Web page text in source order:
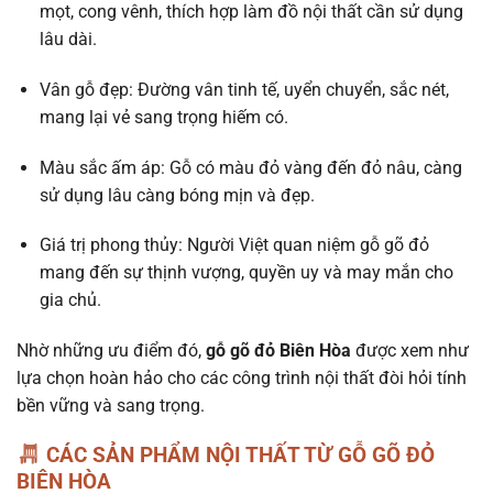
mọt, cong vênh, thích hợp làm đồ nội thất cần sử dụng
lâu dài.
Vân gỗ đẹp: Đường vân tinh tế, uyển chuyển, sắc nét,
mang lại vẻ sang trọng hiếm có.
Màu sắc ấm áp: Gỗ có màu đỏ vàng đến đỏ nâu, càng
sử dụng lâu càng bóng mịn và đẹp.
Giá trị phong thủy: Người Việt quan niệm gỗ gõ đỏ
mang đến sự thịnh vượng, quyền uy và may mắn cho
gia chủ.
Nhờ những ưu điểm đó, gỗ gõ đỏ Biên Hòa được xem như
lựa chọn hoàn hảo cho các công trình nội thất đòi hỏi tính
bền vững và sang trọng.
CÁC SẢN PHẨM NỘI THẤT TỪ GỖ GÕ ĐỎ
BIÊN HÒA